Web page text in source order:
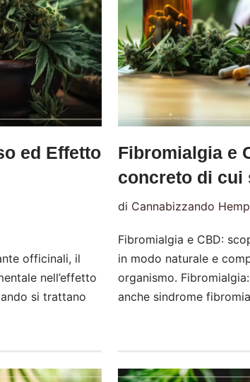
ed Effetto
officinali, il
nell’effetto
si trattano
Fibromialgia e
concreto di cui
di Cannabizzando
Fibromialgia e CBD:
in modo naturale e
organismo.
anche sindrome